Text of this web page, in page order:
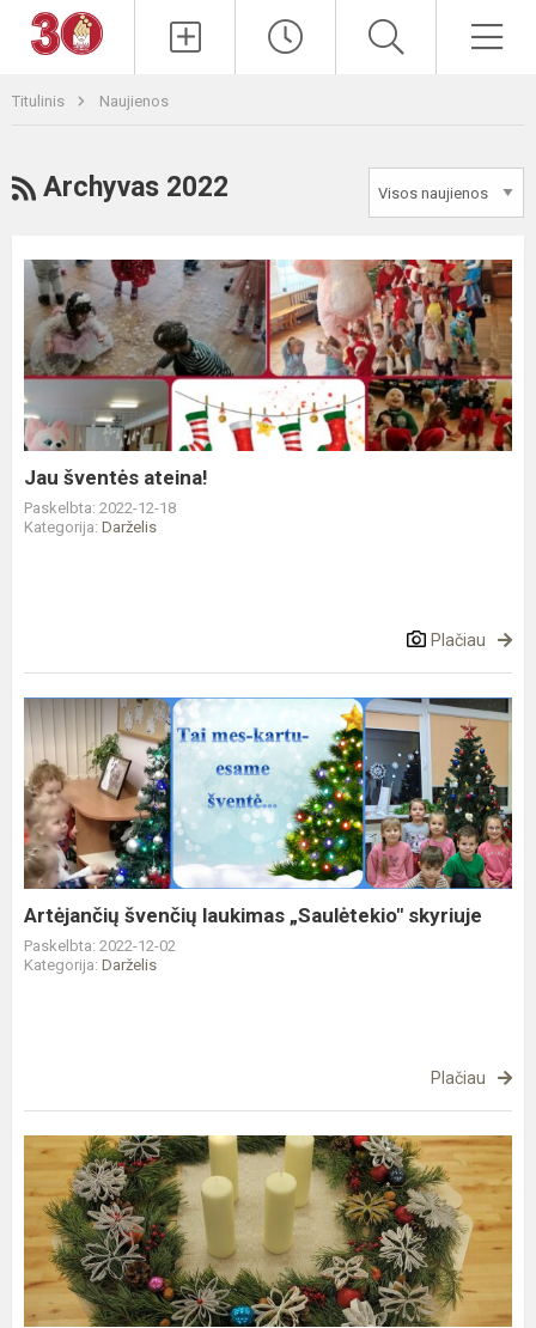
Titulinis Naujienos
RSS
Archyvas 2022
Jau
šventės
ateina!
Jau šventės ateina!
Paskelbta: 2022-12-18
Kategorija: Darželis
Plačiau
Artėjančių
švenčių
laukimas
„Saulėtekio"
skyriuje
Artėjančių švenčių laukimas „Saulėtekio" skyriuje
Paskelbta: 2022-12-02
Kategorija: Darželis
Plačiau
Kūrybinės
edukacinės
dirbtuvės